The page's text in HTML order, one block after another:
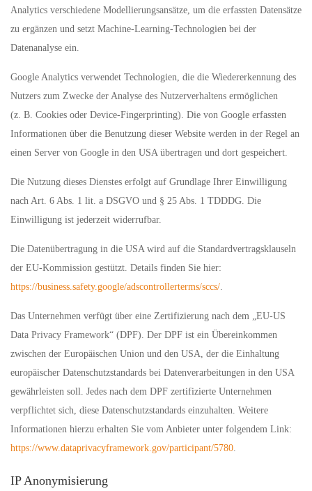
Analytics verschiedene Modellierungsansätze, um die erfassten Datensätze
zu ergänzen und setzt Machine-Learning-Technologien bei der
Datenanalyse ein.
Google Analytics verwendet Technologien, die die Wiedererkennung des
Nutzers zum Zwecke der Analyse des Nutzerverhaltens ermöglichen
(z. B. Cookies oder Device-Fingerprinting). Die von Google erfassten
Informationen über die Benutzung dieser Website werden in der Regel an
einen Server von Google in den USA übertragen und dort gespeichert.
Die Nutzung dieses Dienstes erfolgt auf Grundlage Ihrer Einwilligung
nach Art. 6 Abs. 1 lit. a DSGVO und § 25 Abs. 1 TDDDG. Die
Einwilligung ist jederzeit widerrufbar.
Die Datenübertragung in die USA wird auf die Standardvertragsklauseln
der EU-Kommission gestützt. Details finden Sie hier:
https://business.safety.google/adscontrollerterms/sccs/.
Das Unternehmen verfügt über eine Zertifizierung nach dem „EU-US
Data Privacy Framework“ (DPF). Der DPF ist ein Übereinkommen
zwischen der Europäischen Union und den USA, der die Einhaltung
europäischer Datenschutzstandards bei Datenverarbeitungen in den USA
gewährleisten soll. Jedes nach dem DPF zertifizierte Unternehmen
verpflichtet sich, diese Datenschutzstandards einzuhalten. Weitere
Informationen hierzu erhalten Sie vom Anbieter unter folgendem Link:
https://www.dataprivacyframework.gov/participant/5780.
IP Anonymisierung